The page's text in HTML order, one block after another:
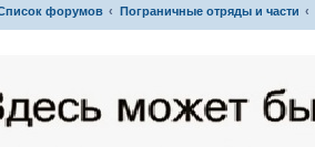
форумов Пограничные отряды и части